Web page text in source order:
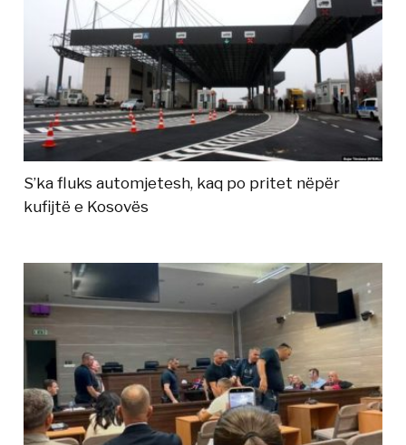
S’ka fluks automjetesh, kaq po pritet nëpër
kufijtë e Kosovës